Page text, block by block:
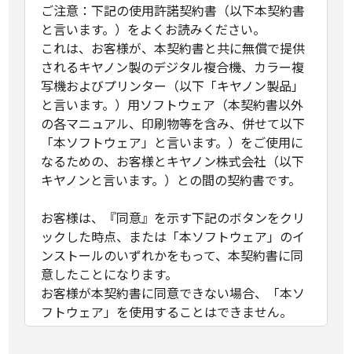
ご注意：下記の使用許諾契約書（以下本契約書
と言います。）をよくお読みください。
これは、お客様が、本契約書と共に無償で提供
されるキヤノン製のデジタル複合機、カラー複
写機およびプリンター（以下「キヤノン製品」
と言います。）用ソフトウェア（本契約書以外
の各マニュアル、印刷物等を含み、併せて以下
「本ソフトウェア」と言います。）をご使用に
なるための、お客様とキヤノン株式会社（以下
キヤノンと言います。）との間の契約書です。
お客様は、『同意』を示す下記のボタンをクリ
ックした時点、または「本ソフトウェア」のイ
ンストールのいずれかをもって、本契約書に同
意したことになります。
お客様が本契約書に同意できない場合、「本ソ
フトウェア」を使用することはできません。